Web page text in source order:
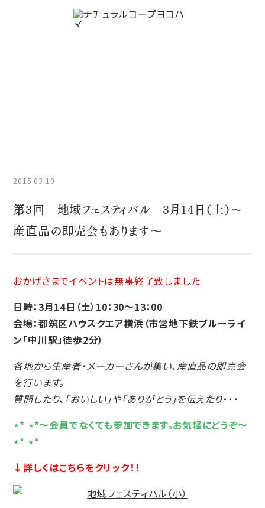
2015.03.10
第3回 地域フェスティバル 3月14日（土）〜
産直品の即売会もあります〜
おかげさまでイベントは無事終了致しました
日時：3月14日（土）10：30〜13：00
会場：都筑区ハウスクエア横浜（市営地下鉄ブルーライ
ン「中川駅」徒歩2分）
各地から生産者・メーカーさんが集い、産直品の即売会
を行います。
質問したり、「おいしい」や「ありがとう」を伝えたり・・・
⋆* ⋆*〜会員でなくても参加できます。お気軽にどうぞ〜
⋆* ⋆*
↓詳しくはこちらをクリック！！